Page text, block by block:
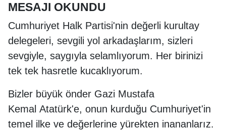
MESAJI OKUNDU
Cumhuriyet Halk Partisi'nin değerli kurultay
delegeleri, sevgili yol arkadaşlarım, sizleri
sevgiyle, saygıyla selamlıyorum. Her birinizi
tek tek hasretle kucaklıyorum.
Bizler büyük önder Gazi Mustafa
Kemal Atatürk'e, onun kurduğu Cumhuriyet'in
temel ilke ve değerlerine yürekten inananlarız.